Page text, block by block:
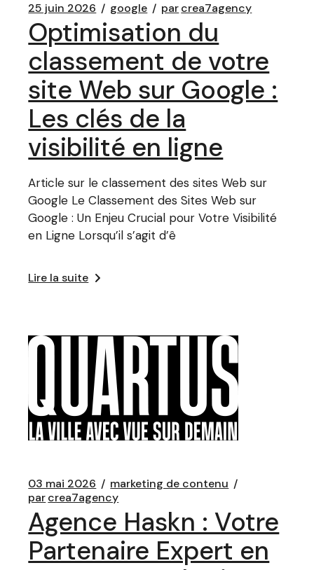
25 juin 2026 google parcrea7agency
Optimisation du
classement de votre
site Web sur Google :
Les clés de la
visibilité en ligne
Article sur le classement des sites Web sur
Google Le Classement des Sites Web sur
Google : Un Enjeu Crucial pour Votre Visibilité
en Ligne Lorsqu’il s’agit d’ê
Lire la suite
03 mai 2026
marketing de contenu
parcrea7agency
Agence Haskn : Votre
Partenaire Expert en